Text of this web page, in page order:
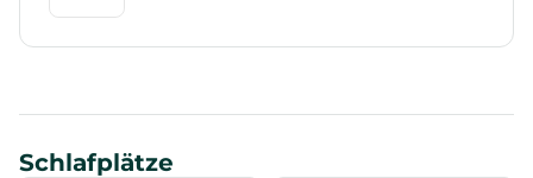
Schlafplätze